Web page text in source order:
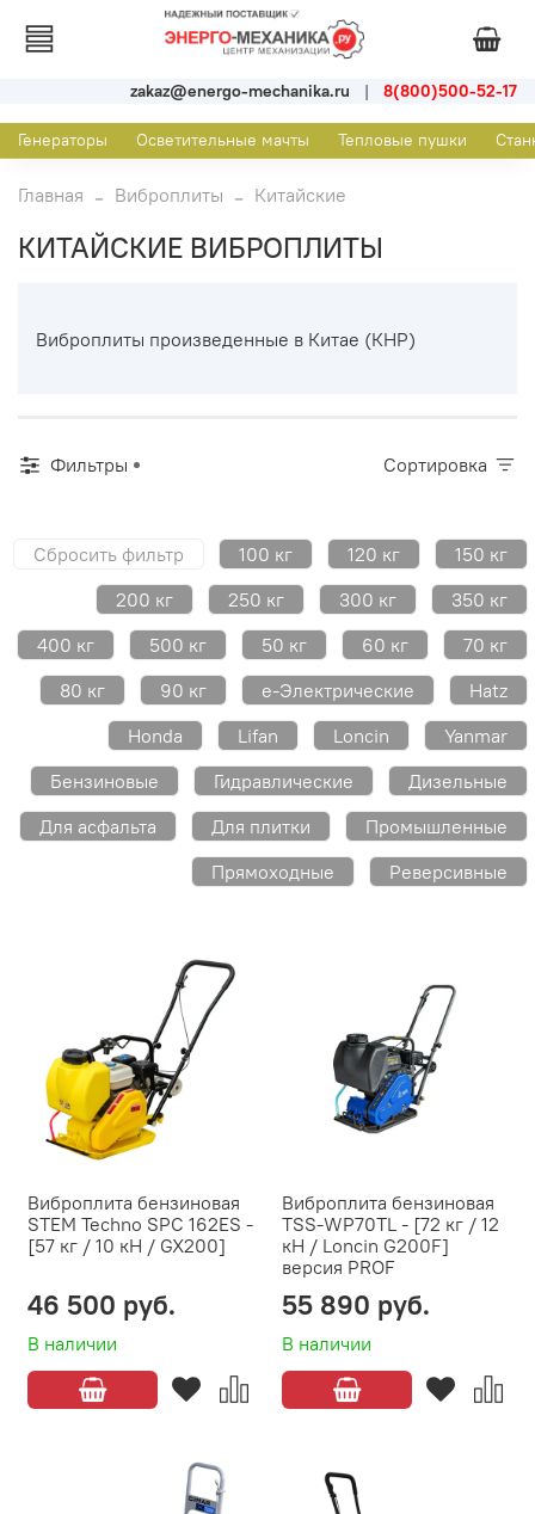
zakaz@energo-mechanika.ru | 8(800)500-52-17
Генераторы Осветительные мачты Тепловые пушки
Главная Виброплиты Китайские
КИТАЙСКИЕ ВИБРОПЛИТЫ
Виброплиты произведенные в Китае (КНР)
Фильтры Сортировка
Сбросить фильтр 100 кг 120 кг
150 кг
200 кг
250 кг 300 кг
350 кг
400 кг
500 кг 50 кг 60 кг
70 кг
80 кг
90 кг e-Электрические
Hatz
Honda
Lifan Loncin
Yanmar
Бензиновые
Гидравлические
Дизельные
Для асфальта
Для плитки
Промышленные
Прямоходные
Реверсивные
Виброплита бензиновая
STEM Techno SPC 162ES -
[57 кг / 10 кН / GX200]
В наличии
46 500 руб.
Виброплита бензиновая
TSS-WP70TL - [72 кг / 12
кН / Loncin G200F]
версия PROF
В наличии
55 890 руб.